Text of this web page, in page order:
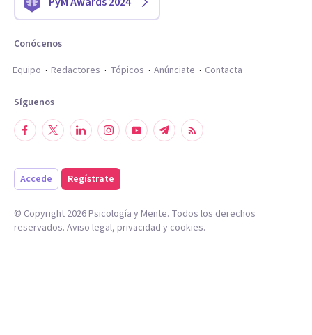
Conócenos
Equipo
Redactores Tópicos Anúnciate Contacta
Síguenos
Accede Regístrate
© Copyright 2026Psicología y Mente. Todos los derechos
reservados. Aviso legal, privacidad y cookies.